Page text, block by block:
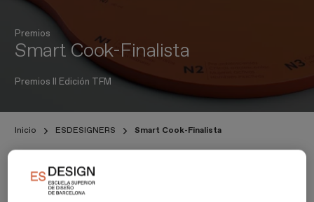
Premios
Smart Cook-Finalista
Premios II Edición TFM
Inicio ESDESIGNERS Smart Cook-Finalista